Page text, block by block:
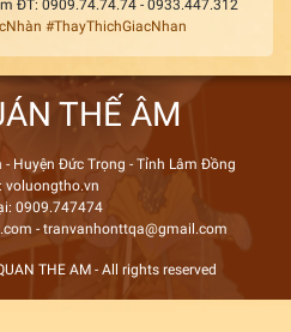
ĐT: 0909.74.74.74 - 0933.447.312
#ThayThichGiacNhan
THẾ ÂM
Huyện Đức Trọng - Tỉnh Lâm Đồng
voluongtho.vn
0909.747474
- tranvanhonttqa@gmail.com
THE AM - All rights reserved